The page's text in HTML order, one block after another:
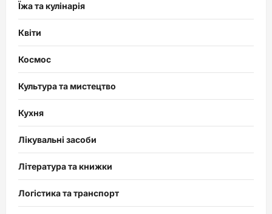
Їжа та кулінарія
Квіти
Космос
Культура та мистецтво
Кухня
Лікувальні засоби
Література та книжки
Логістика та транспорт